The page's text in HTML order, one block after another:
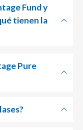
Fund y
tienen la
Pure